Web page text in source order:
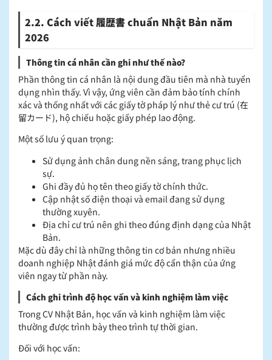
2.2. Cách viết 履歴書 chuẩn Nhật Bản năm
2026
Thông tin cá nhân cần ghi như thế nào?
Phần thông tin cá nhân là nội dung đầu tiên mà nhà tuyển
dụng nhìn thấy. Vì vậy, ứng viên cần đảm bảo tính chính
xác và thống nhất với các giấy tờ pháp lý như thẻ cư trú (在
留カード), hộ chiếu hoặc giấy phép lao động.
Một số lưu ý quan trọng:
Sử dụng ảnh chân dung nền sáng, trang phục lịch
sự.
Ghi đầy đủ họ tên theo giấy tờ chính thức.
Cập nhật số điện thoại và email đang sử dụng
thường xuyên.
Địa chỉ cư trú nên ghi theo đúng định dạng của Nhật
Bản.
Mặc dù đây chỉ là những thông tin cơ bản nhưng nhiều
doanh nghiệp Nhật đánh giá mức độ cẩn thận của ứng
viên ngay từ phần này.
Cách ghi trình độ học vấn và kinh nghiệm làm việc
Trong CV Nhật Bản, học vấn và kinh nghiệm làm việc
thường được trình bày theo trình tự thời gian.
Đối với học vấn: